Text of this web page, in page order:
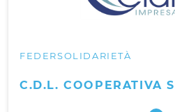
FEDERSOLIDARIETÀ
C.D.L. COOPERATIVA